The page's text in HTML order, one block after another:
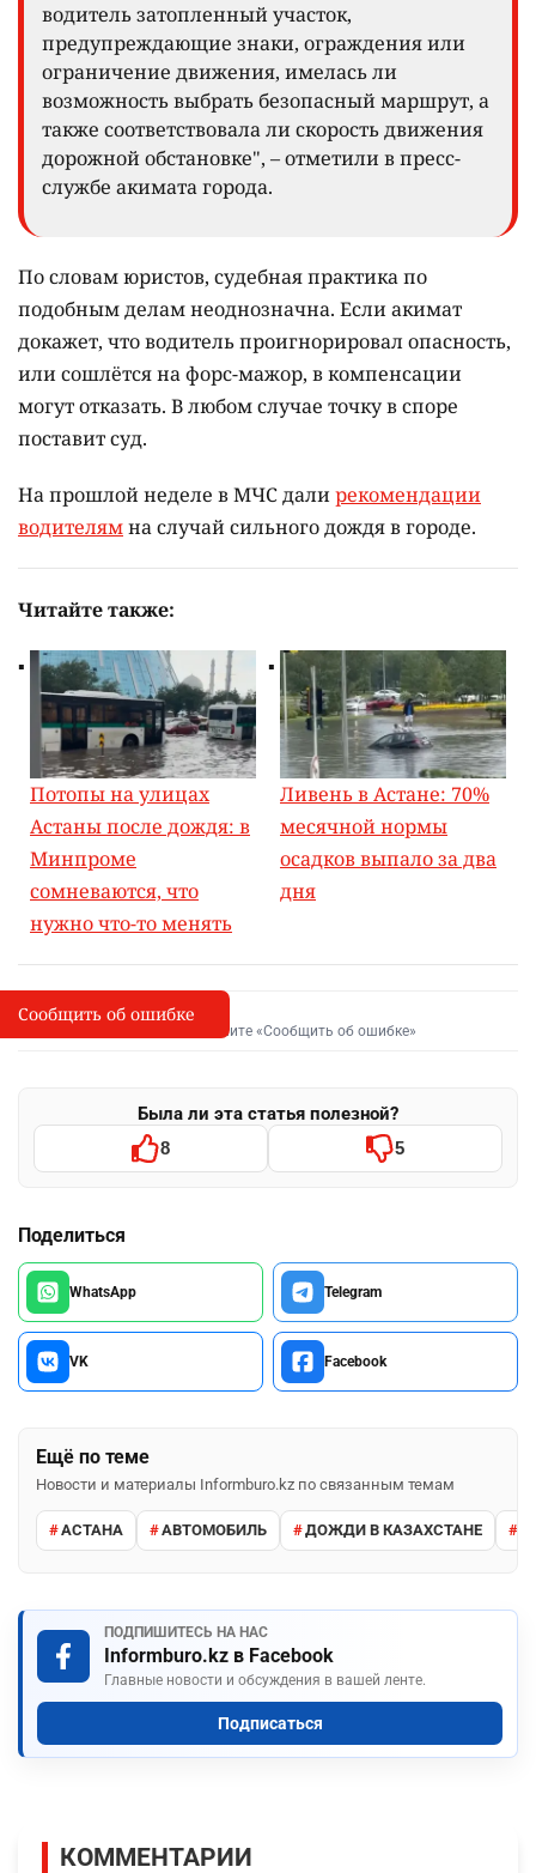
водитель затопленный участок,
предупреждающие знаки, ограждения или
ограничение движения, имелась ли
возможность выбрать безопасный маршрут, а
также соответствовала ли скорость движения
дорожной обстановке", – отметили в пресс-
службе акимата города.
По словам юристов, судебная практика по
подобным делам неоднозначна. Если акимат
докажет, что водитель проигнорировал опасность,
или сошлётся на форс-мажор, в компенсации
могут отказать. В любом случае точку в споре
поставит суд.
На прошлой неделе в МЧС далирекомендации
водителямна случай сильного дождя в городе.
Читайте также:
Потопы на улицах
Астаны после дождя: в
Минпроме
сомневаются, что
нужно что-то менять
Ливень в Астане: 70%
месячной нормы
осадков выпало за два
дня
I
Сообщить об опечатке
Выделите фрагмент и нажмите «Сообщить об ошибке»
Была ли эта статья полезной?
8 5
Поделиться
WhatsApp Telegram
VK Facebook
Ещё по теме
Новости и материалы Informburo.kz по связанным темам
АСТАНА АВТОМОБИЛЬ ДОЖДИ В КАЗАХСТАНЕ
ПОДПИШИТЕСЬ НА НАС
Informburo.kz в Facebook
Главные новости и обсуждения в вашей ленте.
Подписаться
Сообщить об ошибке
КОММЕНТАРИИ